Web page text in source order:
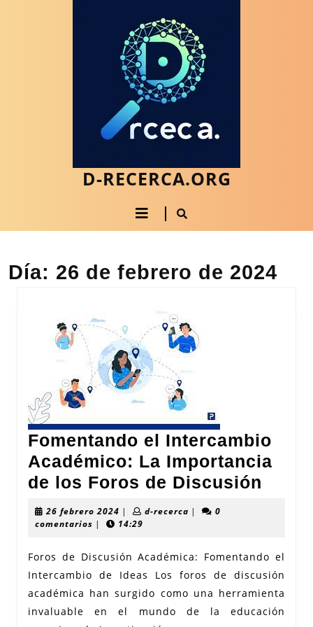
D-RECERCA.ORG
Botón
apertura
Día: 26 de febrero de 2024
Fomentando el Intercambio
Académico: La Importancia
de los Foros de Discusión
La
de
26 febrero 2024 26
febrero
| d-recercad-|
0
comentarios | 14:29
Foros de Discusión Académica: Fomentando el
Intercambio de Ideas Los foros de discusión
académica han surgido como una herramienta
invaluable en el mundo de la educación